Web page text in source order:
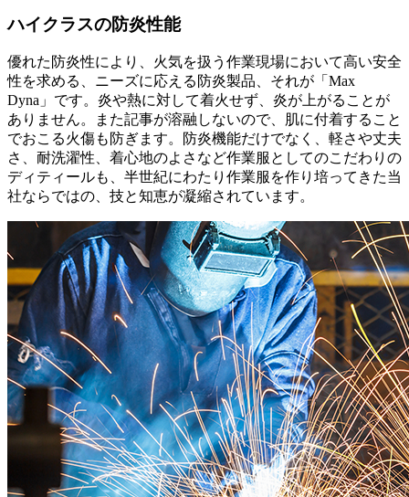
ハイクラスの防炎性能
優れた防炎性により、火気を扱う作業現場において高い安全
性を求める、ニーズに応える防炎製品、それが「Max
Dyna」です。炎や熱に対して着火せず、炎が上がることが
ありません。また記事が溶融しないので、肌に付着すること
でおこる火傷も防ぎます。防炎機能だけでなく、軽さや丈夫
さ、耐洗濯性、着心地のよさなど作業服としてのこだわりの
ディティールも、半世紀にわたり作業服を作り培ってきた当
社ならではの、技と知恵が凝縮されています。